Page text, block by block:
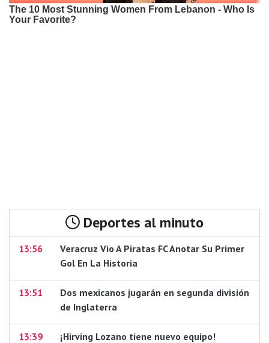
Deportes al minuto
13:56
Veracruz Vio A Piratas FC Anotar Su Primer
Gol En La Historia
13:51
Dos mexicanos jugarán en segunda división
de Inglaterra
13:39 ¡Hirving Lozano tiene nuevo equipo!